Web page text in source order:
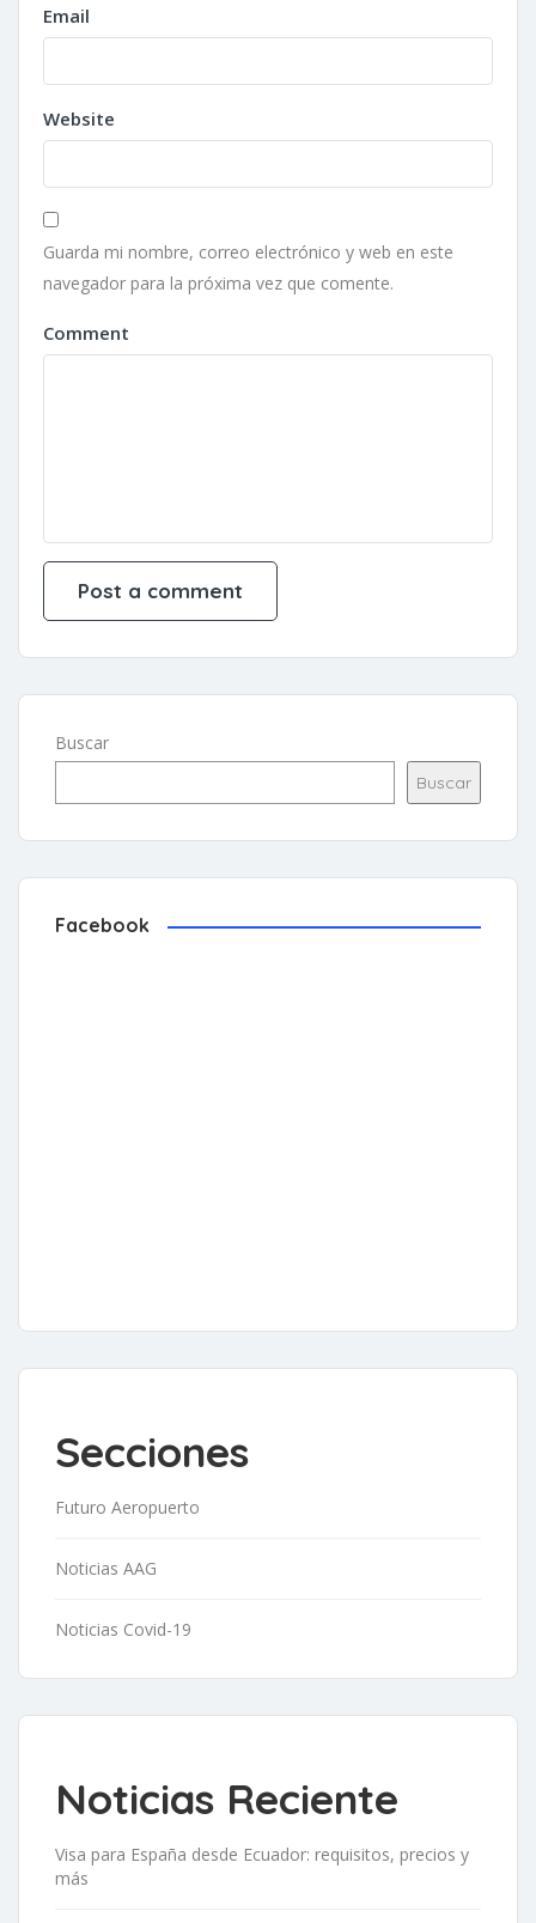
Email
Website
Guarda mi nombre, correo electrónico y web en este
navegador para la próxima vez que comente.
Comment
Buscar
Buscar
Facebook
Secciones
Futuro Aeropuerto
Noticias AAG
Noticias Covid-19
Noticias Reciente
Visa para España desde Ecuador: requisitos, precios y
más